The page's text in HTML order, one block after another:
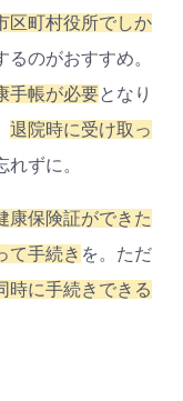
区町村役所でしか
のがおすすめ。
手帳が必要となり
退院時に受け取っ
れずに。
康保険証ができた
て手続き を。ただ
時に手続きできる